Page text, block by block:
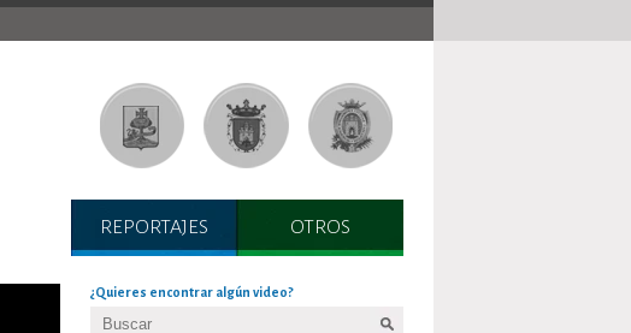
REPORTAJES OTROS
¿Quieres encontrar algún video?